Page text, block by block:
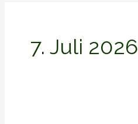
7. Juli 2026